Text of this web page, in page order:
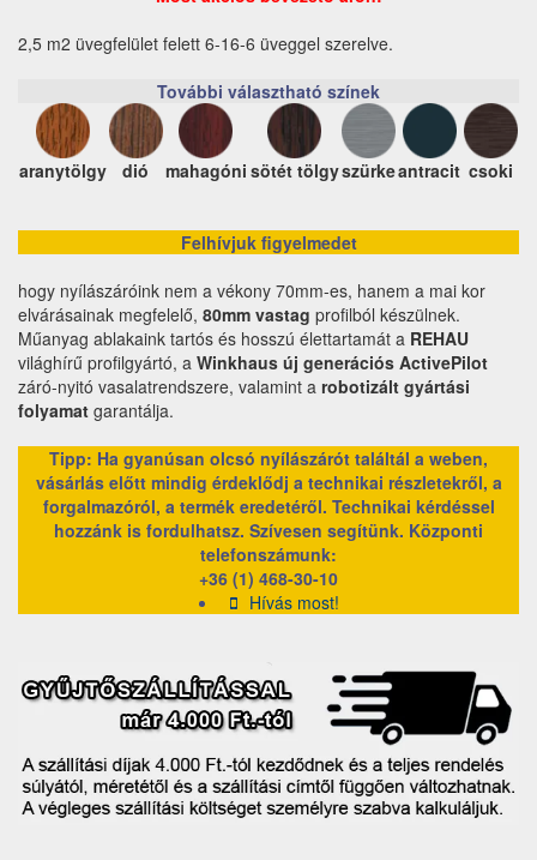
2,5 m2 üvegfelület felett 6-16-6 üveggel szerelve.
További választható színek
aranytölgy dió mahagóni sötét tölgyszürkeantracit csoki
Felhívjuk figyelmedet
hogy nyílászáróink nem a vékony 70mm-es, hanem a mai kor
elvárásainak megfelelő, 80mm vastag profilból készülnek.
Műanyag ablakaink tartós és hosszú élettartamát a REHAU
világhírű profilgyártó, a Winkhaus új generációs ActivePilot
záró-nyitó vasalatrendszere, valamint a robotizált gyártási
folyamat garantálja.
Tipp: Ha gyanúsan olcsó nyílászárót találtál a weben,
vásárlás előtt mindig érdeklődj a technikai részletekről, a
forgalmazóról, a termék eredetéről. Technikai kérdéssel
hozzánk is fordulhatsz. Szívesen segítünk. Központi
telefonszámunk:
+36 (1) 468-30-10
Hívás most!